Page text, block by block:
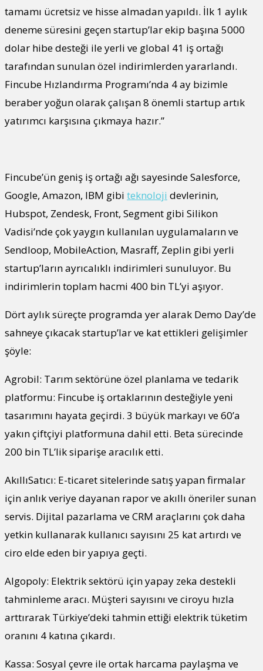
tamamı ücretsiz ve hisse almadan yapıldı. İlk 1 aylık
deneme süresini geçen startup’lar ekip başına 5000
dolar hibe desteği ile yerli ve global 41 iş ortağı
tarafından sunulan özel indirimlerden yararlandı.
Fincube Hızlandırma Programı’nda 4 ay bizimle
beraber yoğun olarak çalışan 8 önemli startup artık
yatırımcı karşısına çıkmaya hazır.”
Fincube’ün geniş iş ortağı ağı sayesinde Salesforce,
Google, Amazon, IBM gibi teknoloji devlerinin,
Hubspot, Zendesk, Front, Segment gibi Silikon
Vadisi’nde çok yaygın kullanılan uygulamaların ve
Sendloop, MobileAction, Masraff, Zeplin gibi yerli
startup’ların ayrıcalıklı indirimleri sunuluyor. Bu
indirimlerin toplam hacmi 400 bin TL’yi aşıyor.
Dört aylık süreçte programda yer alarak Demo Day’de
sahneye çıkacak startup’lar ve kat ettikleri gelişimler
şöyle:
Agrobil: Tarım sektörüne özel planlama ve tedarik
platformu: Fincube iş ortaklarının desteğiyle yeni
tasarımını hayata geçirdi. 3 büyük markayı ve 60’a
yakın çiftçiyi platformuna dahil etti. Beta sürecinde
200 bin TL’lik siparişe aracılık etti.
AkıllıSatıcı: E-ticaret sitelerinde satış yapan firmalar
için anlık veriye dayanan rapor ve akıllı öneriler sunan
servis. Dijital pazarlama ve CRM araçlarını çok daha
yetkin kullanarak kullanıcı sayısını 25 kat artırdı ve
ciro elde eden bir yapıya geçti.
Algopoly: Elektrik sektörü için yapay zeka destekli
tahminleme aracı. Müşteri sayısını ve ciroyu hızla
arttırarak Türkiye’deki tahmin ettiği elektrik tüketim
oranını 4 katına çıkardı.
Kassa: Sosyal çevre ile ortak harcama paylaşma ve